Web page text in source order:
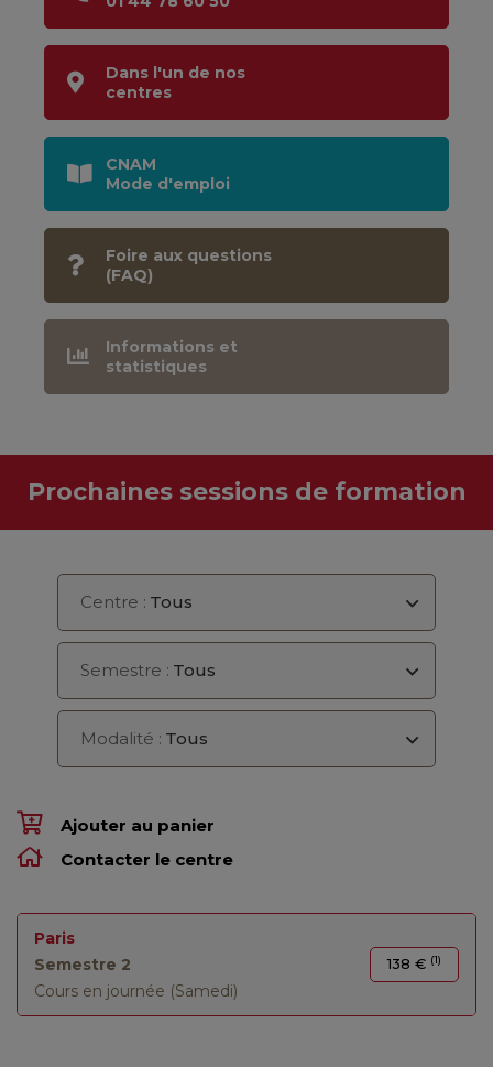
Dans l'un de nos
centres
CNAM
Mode d'emploi
Foire aux questions
(FAQ)
Informations et
statistiques
Prochaines sessions de formation
Centre : Tous
Semestre : Tous
Modalité : Tous
Ajouter au panier
Contacter le centre
Paris
Semestre 2
Cours en journée (Samedi)
138 € (1)